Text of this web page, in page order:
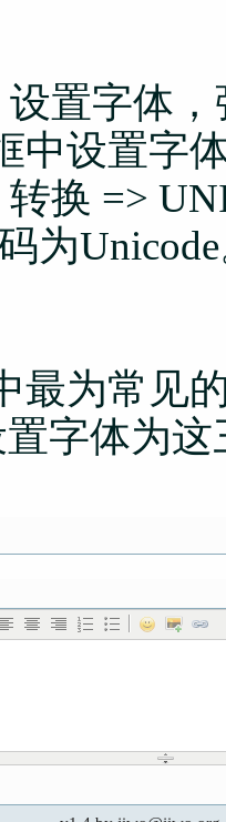
设置字体
中设置字
换 =>
为
最为常见
字体为